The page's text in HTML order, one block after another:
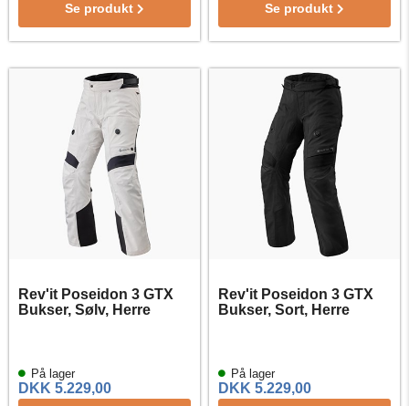
Se produkt Se produkt
Rev'it Poseidon 3 GTX
Bukser, Sølv, Herre
På lager
DKK 5.229,00
Rev'it Poseidon 3 GTX
Bukser, Sort, Herre
På lager
DKK 5.229,00